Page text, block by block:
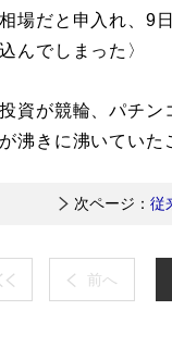
場だと申入れ、9
んでしまった〉
資が競輪、パチン
沸きに沸いていた
次ページ： 従
前へ